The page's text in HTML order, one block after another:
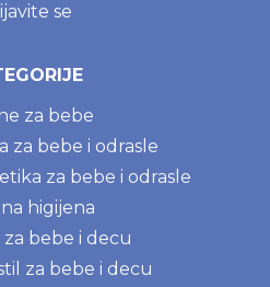
se
za bebe
za bebe i odrasle
za bebe i odrasle
higijena
za bebe i decu
za bebe i decu